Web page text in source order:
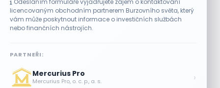
licencovaným obchodním partnerem Burzovního světa, který
vám může poskytnout informace o investičních službách
nebo finančních nástrojích.
PARTNEŘI:
Mercurius Pro
Mercurius Pro, o. c. p., a. s. ›
Shares)
Akciové trhy
Akontace
(AUV)
Alokace
Alokace (IPO)
selling)
Krátký klient
Křížový kurz
Kurz cenného papíru